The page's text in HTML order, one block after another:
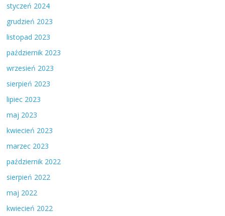
styczeń 2024
grudzień 2023
listopad 2023
październik 2023
wrzesień 2023
sierpień 2023
lipiec 2023
maj 2023
kwiecień 2023
marzec 2023
październik 2022
sierpień 2022
maj 2022
kwiecień 2022